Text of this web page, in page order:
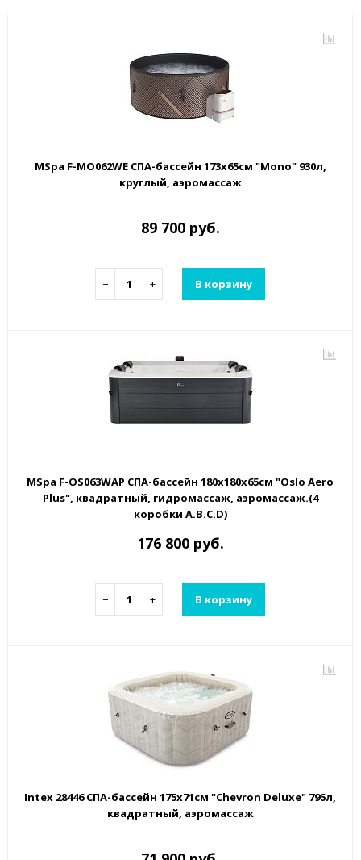
MSpa F-MO062WE СПА-бассейн 173х65см "Mono" 930л,
круглый, аэромассаж
89 700 руб.
− + В корзину
MSpa F-OS063WAP СПА-бассейн 180х180х65см "Oslo Aero
Plus", квадратный, гидромассаж, аэромассаж.(4
коробки A.B.C.D)
176 800 руб.
− + В корзину
Intex 28446 СПА-бассейн 175х71см "Chevron Deluxe" 795л,
квадратный, аэромассаж